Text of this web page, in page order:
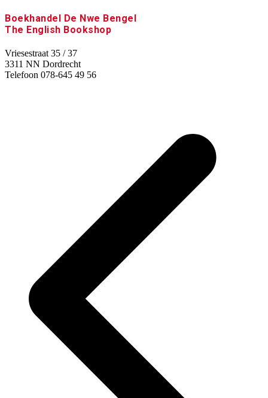
Boekhandel De Nwe Bengel
The English Bookshop
Vriesestraat 35 / 37
3311 NN Dordrecht
Telefoon 078-645 49 56